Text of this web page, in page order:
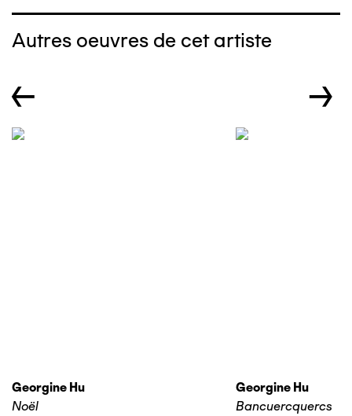
Autres oeuvres de cet artiste
← →
Georgine Hu
Noël
Georgine Hu
Bancuercquercs